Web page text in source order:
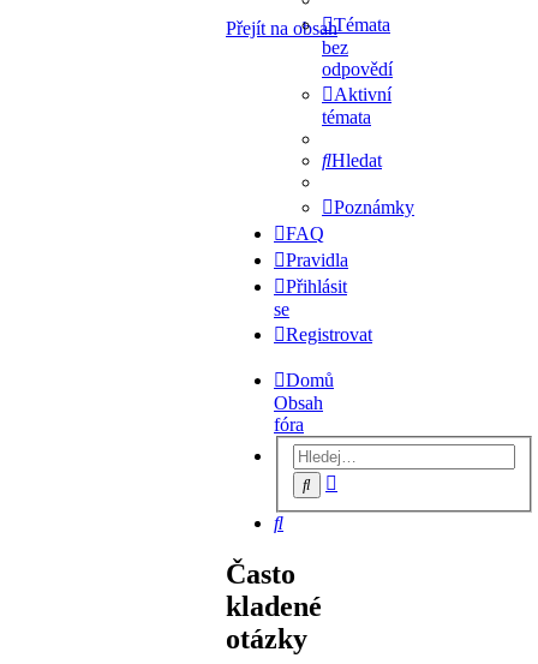
Přejít na obsahTémata
bez
odpovědí
Aktivní
témata
Hledat
Poznámky
FAQ
Pravidla
Přihlásit
se
Registrovat
Domů
Obsah
fóra
Hledat
Hledat
Často
kladené
otázky